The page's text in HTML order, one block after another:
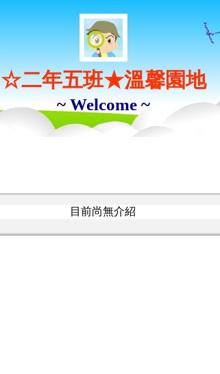
☆二年五班★溫馨園地
~ Welcome ~
目前尚無介紹